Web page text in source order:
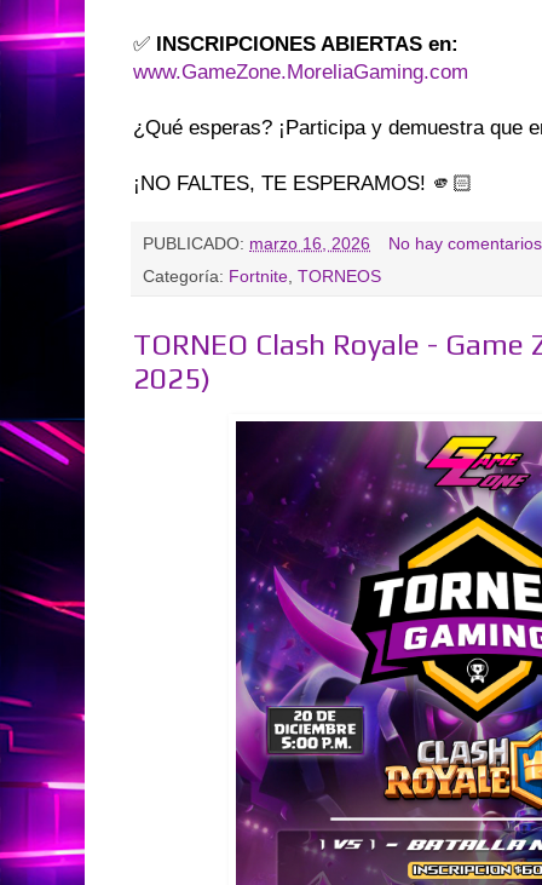
✅ INSCRIPCIONES ABIERTAS en:
www.GameZone.MoreliaGaming.com
¿Qué esperas? ¡Participa y demuestra que
¡NO FALTES, TE ESPERAMOS! 🫵🏻
PUBLICADO: marzo 16, 2026
No hay
Categoría: Fortnite, TORNEOS
TORNEO Clash Royale -
2025)